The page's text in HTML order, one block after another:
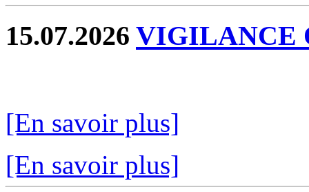
15.07.2026 VIGILANCE
[En savoir plus]
[En savoir plus]